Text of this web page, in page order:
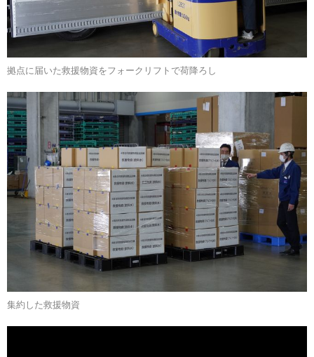
拠点に届いた救援物資をフォークリフトで荷降ろし
集約した救援物資